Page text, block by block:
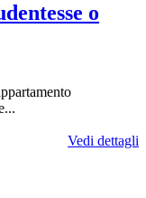
o
Vedi dettagli